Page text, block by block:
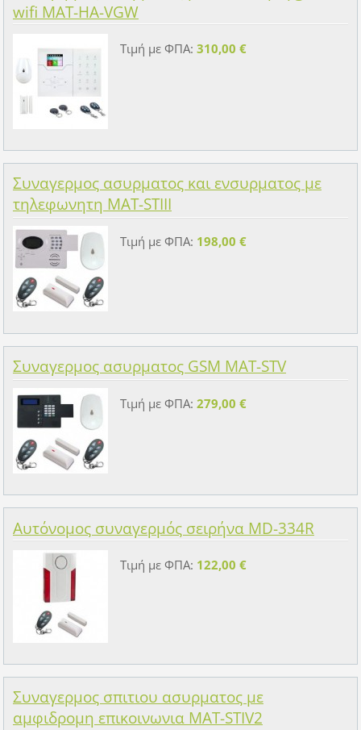
wifi MAT-HA-VGW
Τιμή με ΦΠΑ: 310,00 €
Συναγερμος ασυρματος και ενσυρματος με
τηλεφωνητη MAT-STIII
Τιμή με ΦΠΑ: 198,00 €
Συναγερμος ασυρματος GSM MAT-STV
Τιμή με ΦΠΑ: 279,00 €
Αυτόνομος συναγερμός σειρήνα MD-334R
Τιμή με ΦΠΑ: 122,00 €
Συναγερμος σπιτιου ασυρματος με
αμφιδρομη επικοινωνια MAT-STIV2